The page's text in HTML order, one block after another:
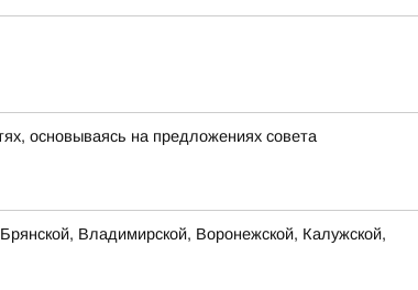
основываясь на предложениях совета
Владимирской, Воронежской, Калужской,